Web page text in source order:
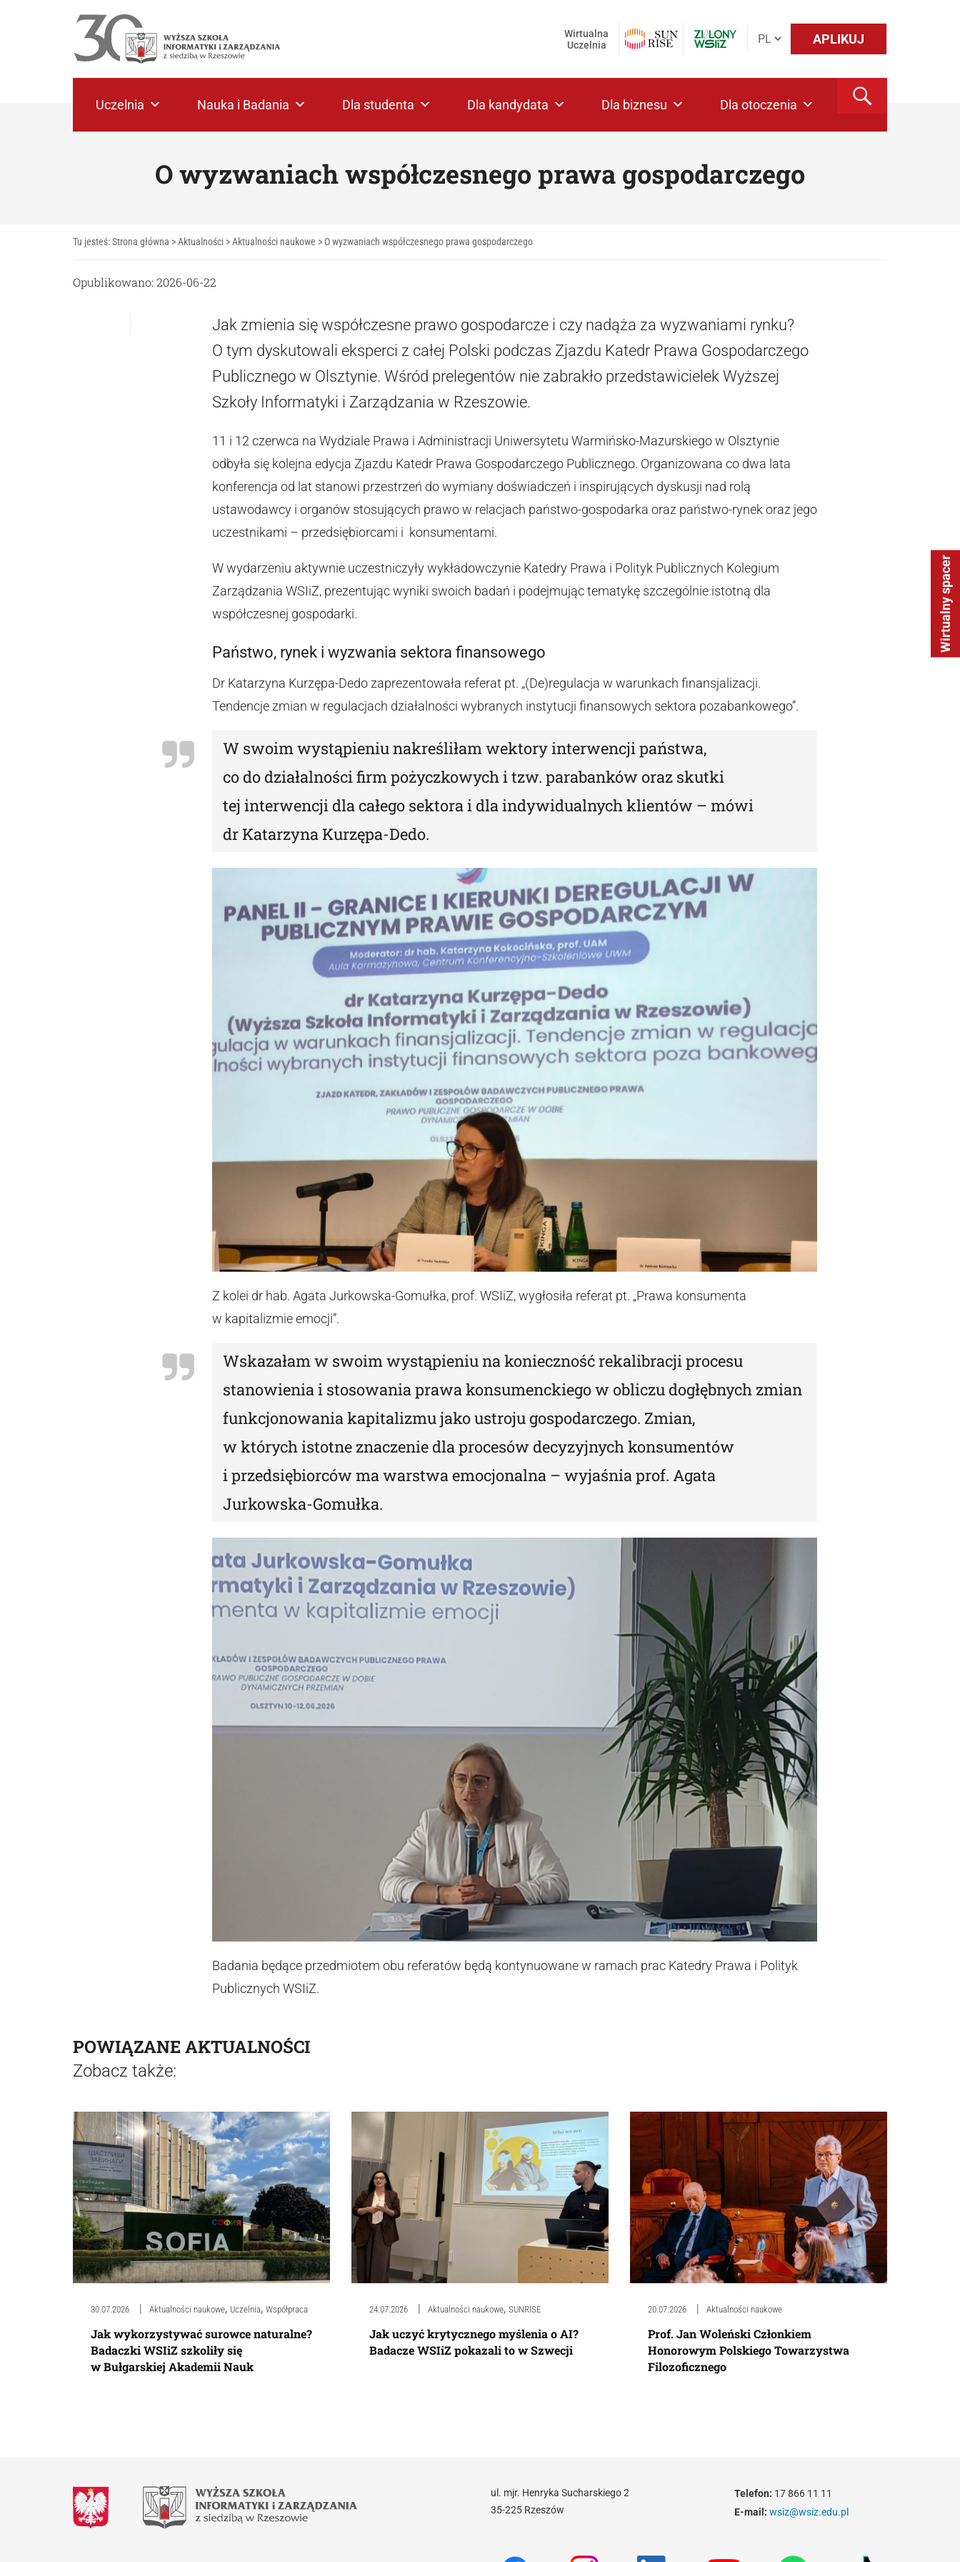
Wirtualny spacer
APLIKUJ
Wirtualna
Uczelnia
Uczelnia Nauka i Badania Dla studenta Dla kandydata Dla biznesu Dla otoczenia
O wyzwaniach współczesnego prawa gospodarczego
Tu jesteś:Strona główna >Aktualności >Aktualności naukowe > O wyzwaniach współczesnego prawa gospodarczego
Opublikowano: 2026-06-22
Jak zmienia się współczesne prawo gospodarcze i czy nadąża za wyzwaniami rynku?
O tym dyskutowali eksperci z całej Polski podczas Zjazdu Katedr Prawa Gospodarczego
Publicznego w Olsztynie. Wśród prelegentów nie zabrakło przedstawicielek Wyższej
Szkoły Informatyki i Zarządzania w Rzeszowie.
11 i 12 czerwca na Wydziale Prawa i Administracji Uniwersytetu Warmińsko-Mazurskiego w Olsztynie
odbyła się kolejna edycja Zjazdu Katedr Prawa Gospodarczego Publicznego. Organizowana co dwa lata
konferencja od lat stanowi przestrzeń do wymiany doświadczeń i inspirujących dyskusji nad rolą
ustawodawcy i organów stosujących prawo w relacjach państwo-gospodarka oraz państwo-rynek oraz jego
uczestnikami – przedsiębiorcami i konsumentami.
W wydarzeniu aktywnie uczestniczyły wykładowczynie Katedry Prawa i Polityk Publicznych Kolegium
Zarządzania WSIiZ, prezentując wyniki swoich badań i podejmując tematykę szczególnie istotną dla
współczesnej gospodarki.
Państwo, rynek i wyzwania sektora finansowego
Dr Katarzyna Kurzępa-Dedo zaprezentowała referat pt. „(De)regulacja w warunkach finansjalizacji.
Tendencje zmian w regulacjach działalności wybranych instytucji finansowych sektora pozabankowego”.
W swoim wystąpieniu nakreśliłam wektory interwencji państwa,
co do działalności firm pożyczkowych i tzw. parabanków oraz skutki
tej interwencji dla całego sektora i dla indywidualnych klientów – mówi
dr Katarzyna Kurzępa-Dedo.
Z kolei dr hab. Agata Jurkowska-Gomułka, prof. WSIiZ, wygłosiła referat pt. „Prawa konsumenta
w kapitalizmie emocji”.
Wskazałam w swoim wystąpieniu na konieczność rekalibracji procesu
stanowienia i stosowania prawa konsumenckiego w obliczu dogłębnych zmian
funkcjonowania kapitalizmu jako ustroju gospodarczego. Zmian,
w których istotne znaczenie dla procesów decyzyjnych konsumentów
i przedsiębiorców ma warstwa emocjonalna – wyjaśnia prof. Agata
Jurkowska-Gomułka.
Badania będące przedmiotem obu referatów będą kontynuowane w ramach prac Katedry Prawa i Polityk
Publicznych WSIiZ.
POWIĄZANE AKTUALNOŚCI
Zobacz także:
30.07.2026 Aktualności naukowe, Uczelnia, Współpraca
Jak wykorzystywać surowce naturalne?
Badaczki WSIiZ szkoliły się
w Bułgarskiej Akademii Nauk
24.07.2026 Aktualności naukowe, SUNRISE
Jak uczyć krytycznego myślenia o AI?
Badacze WSIiZ pokazali to w Szwecji
20.07.2026 Aktualności naukowe
Prof. Jan Woleński Członkiem
Honorowym Polskiego Towarzystwa
Filozoficznego
ul. mjr. Henryka Sucharskiego 2
35-225 Rzeszów
Telefon: 17 866 11 11
E-mail: wsiz@wsiz.edu.pl